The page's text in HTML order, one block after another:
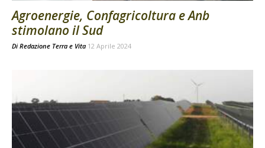
Agroenergie, Confagricoltura e Anb
stimolano il Sud
Di Redazione Terra e Vita 12 Aprile 2024